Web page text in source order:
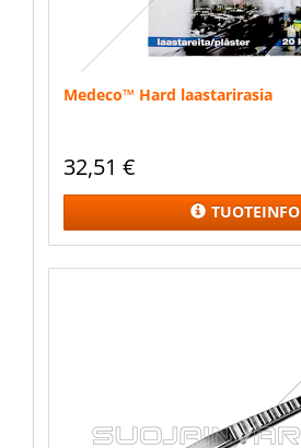
Medeco™ Hard laastarirasia
32,51 €
TUOTEINFO